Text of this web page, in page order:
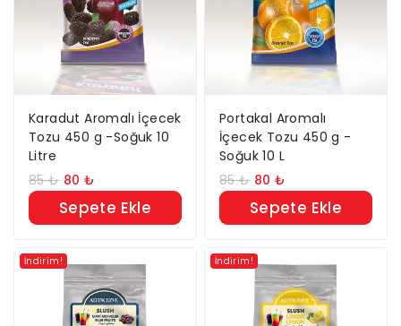
Karadut Aromalı İçecek
Tozu 450 g -Soğuk 10
Litre
85₺ 80₺
Sepete Ekle
Portakal Aromalı
İçecek Tozu 450 g -
Soğuk 10 L
85₺ 80₺
Sepete Ekle
İndirim! İndirim!